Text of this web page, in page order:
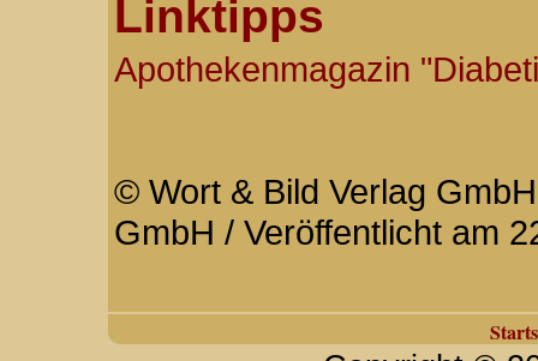
Linktipps
Apothekenmagazin
© Wort & Bild Verlag
GmbH / Veröffentlicht am